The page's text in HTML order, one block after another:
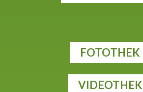
FOTOTHEK
VIDEOTHEK